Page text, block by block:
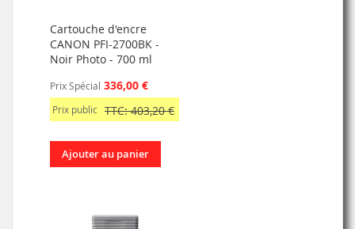
Cartouche d'encre
CANON PFI-2700BK -
Noir Photo - 700 ml
Prix Spécial 336,00 €
Prix public TTC: 403,20 €
Ajouter au panier